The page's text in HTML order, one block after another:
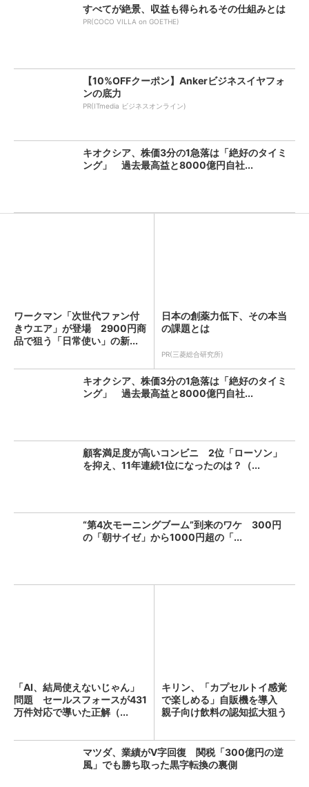
すべてが絶景、収益も得られるその仕組みとは
PR(COCO VILLA on GOETHE)
【10%OFFクーポン】Ankerビジネスイヤフォ
ンの底力
PR(ITmedia ビジネスオンライン)
キオクシア、株価3分の1急落は「絶好のタイミ
ング」 過去最高益と8000億円自社...
ワークマン「次世代ファン付
きウエア」が登場 2900円商
品で狙う「日常使い」の新...
日本の創薬力低下、その本当
の課題とは
PR(三菱総合研究所)
キオクシア、株価3分の1急落は「絶好のタイミ
ング」 過去最高益と8000億円自社...
顧客満足度が高いコンビニ 2位「ローソン」
を抑え、11年連続1位になったのは？（...
“第4次モーニングブーム”到来のワケ 300円
の「朝サイゼ」から1000円超の「...
「AI、結局使えないじゃん」
問題 セールスフォースが431
万件対応で導いた正解（...
キリン、「カプセルトイ感覚
で楽しめる」自販機を導入
親子向け飲料の認知拡大狙う
マツダ、業績がV字回復 関税「300億円の逆
風」でも勝ち取った黒字転換の裏側